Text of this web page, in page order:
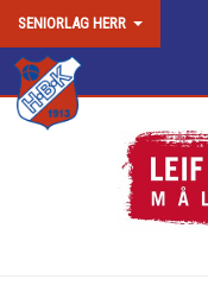
SENIORLAG HERR
HEM